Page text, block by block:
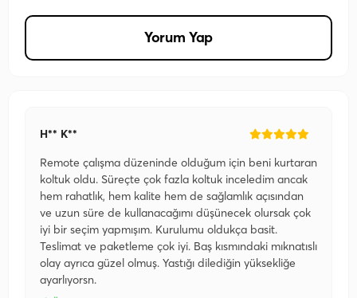
Yorum Yap
H** K**
Remote çalışma düzeninde olduğum için beni kurtaran
koltuk oldu. Süreçte çok fazla koltuk inceledim ancak
hem rahatlık, hem kalite hem de sağlamlık açısından
ve uzun süre de kullanacağımı düşünecek olursak çok
iyi bir seçim yapmışım. Kurulumu oldukça basit.
Teslimat ve paketleme çok iyi. Baş kısmındaki mıknatıslı
olay ayrıca güzel olmuş. Yastığı dilediğin yüksekliğe
ayarlıyorsn.